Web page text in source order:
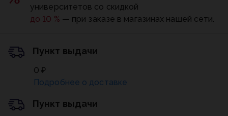
университетов со скидкой
до 10 % — при заказе в магазинах нашей сети.
Пункт выдачи
0 ₽
Подробнее о доставке
Пункт выдачи